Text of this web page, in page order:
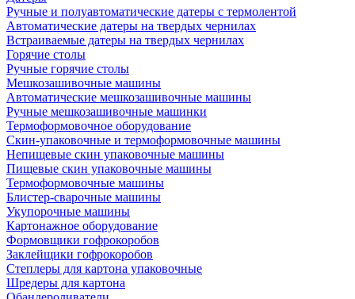
Ручные и полуавтоматические датеры с термолентой
Автоматические датеры на твердых чернилах
Встраиваемые датеры на твердых чернилах
Горячие столы
Ручные горячие столы
Мешкозашивочные машины
Автоматические мешкозашивочные машины
Ручные мешкозашивочные машинки
Термоформовочное оборудование
Скин-упаковочные и термоформовочные машины
Непищевые скин упаковочные машины
Пищевые скин упаковочные машины
Термоформовочные машины
Блистер-сварочные машины
Укупорочные машины
Картонажное оборудование
Формовщики гофрокоробов
Заклейщики гофрокоробов
Степлеры для картона упаковочные
Шредеры для картона